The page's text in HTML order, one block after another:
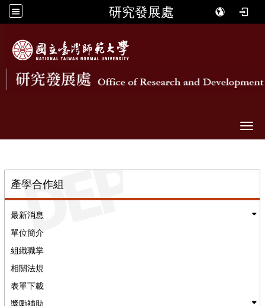
研究發展處
產學合作組
最新消息
單位簡介
組織職掌
相關法規
表單下載
獎勵補助